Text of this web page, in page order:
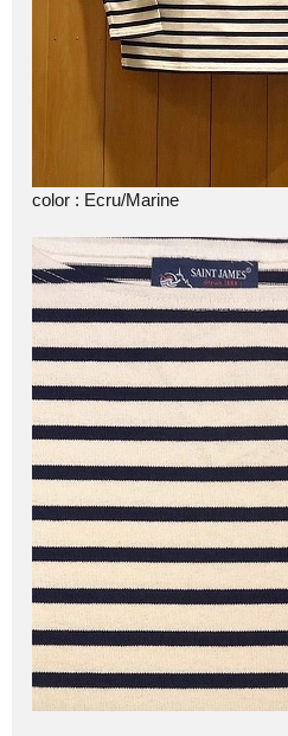
color : Ecru/Marine